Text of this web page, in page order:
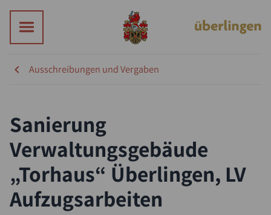
Ausschreibungen und Vergaben
Sanierung
Verwaltungsgebäude
„Torhaus“ Überlingen, LV
Aufzugsarbeiten